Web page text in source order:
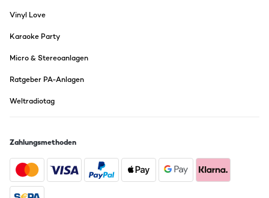
Vinyl Love
Karaoke Party
Micro & Stereoanlagen
Ratgeber PA-Anlagen
Weltradiotag
Zahlungsmethoden